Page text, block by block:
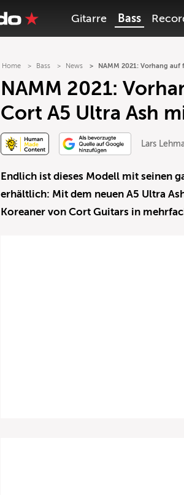
Gitarre Bass
Home Bass News NAMM 2021: Vorhang
NAMM 2021:
Cort A5 Ultra Ash
Lars
Endlich ist dieses Modell mit seinen
erhältlich: Mit dem neuen A5 Ultra
Koreaner von Cort Guitars in